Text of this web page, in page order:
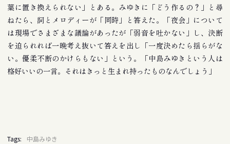
葉に置き換えられない」とある。みゆきに「どう作るの？」と尋
ねたら、詞とメロディーが「同時」と答えた。「夜会」について
は現場でさまざまな議論があったが「弱音を吐かない」し、決断
を迫られれば一晩考え抜いて答えを出し「一度決めたら揺らがな
い。優柔不断のかけらもない」という。「中島みゆきという人は
格好いいの一言。それはきっと生まれ持ったものなんでしょう」
Tags: 中島みゆき